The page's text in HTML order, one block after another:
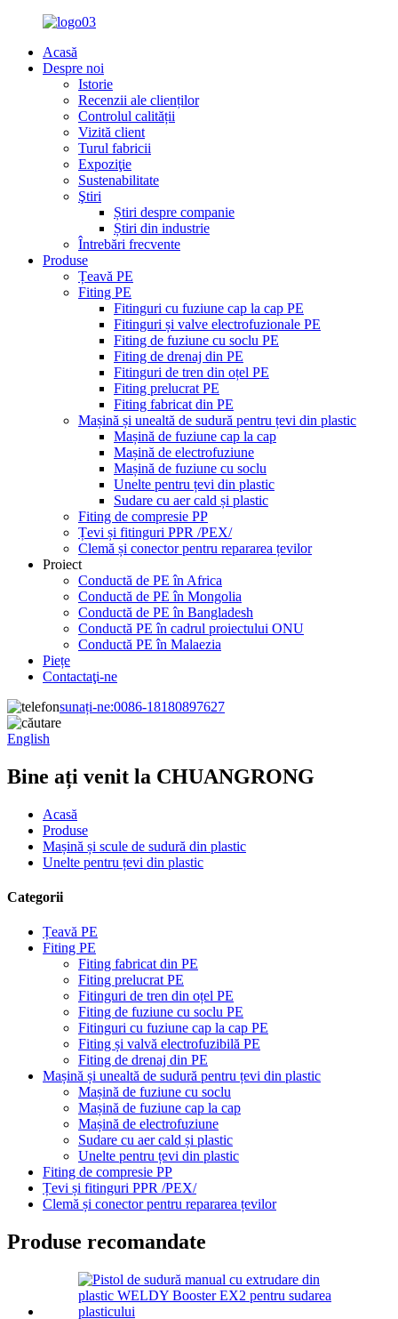
Acasă
Despre noi
Istorie
Recenzii ale clienților
Controlul calității
Vizită client
Turul fabricii
Expoziţie
Sustenabilitate
Ştiri
Știri despre companie
Știri din industrie
Întrebări frecvente
Produse
Țeavă PE
Fiting PE
Fitinguri cu fuziune cap la cap PE
Fitinguri și valve electrofuzionale PE
Fiting de fuziune cu soclu PE
Fiting de drenaj din PE
Fitinguri de tren din oțel PE
Fiting prelucrat PE
Fiting fabricat din PE
Mașină și unealtă de sudură pentru țevi din plastic
Mașină de fuziune cap la cap
Mașină de electrofuziune
Mașină de fuziune cu soclu
Unelte pentru țevi din plastic
Sudare cu aer cald și plastic
Fiting de compresie PP
Țevi și fitinguri PPR /PEX/
Clemă și conector pentru repararea țevilor
Proiect
Conductă de PE în Africa
Conductă de PE în Mongolia
Conductă de PE în Bangladesh
Conductă PE în cadrul proiectului ONU
Conductă PE în Malaezia
Piețe
Contactaţi-ne
sunați-ne:0086-18180897627
English
Bine ați venit la CHUANGRONG
Acasă
Produse
Mașină și scule de sudură din plastic
Unelte pentru țevi din plastic
Categorii
Țeavă PE
Fiting PE
Fiting fabricat din PE
Fiting prelucrat PE
Fitinguri de tren din oțel PE
Fiting de fuziune cu soclu PE
Fitinguri cu fuziune cap la cap PE
Fiting și valvă electrofuzibilă PE
Fiting de drenaj din PE
Mașină și unealtă de sudură pentru țevi din plastic
Mașină de fuziune cu soclu
Mașină de fuziune cap la cap
Mașină de electrofuziune
Sudare cu aer cald și plastic
Unelte pentru țevi din plastic
Fiting de compresie PP
Țevi și fitinguri PPR /PEX/
Clemă și conector pentru repararea țevilor
Produse recomandate